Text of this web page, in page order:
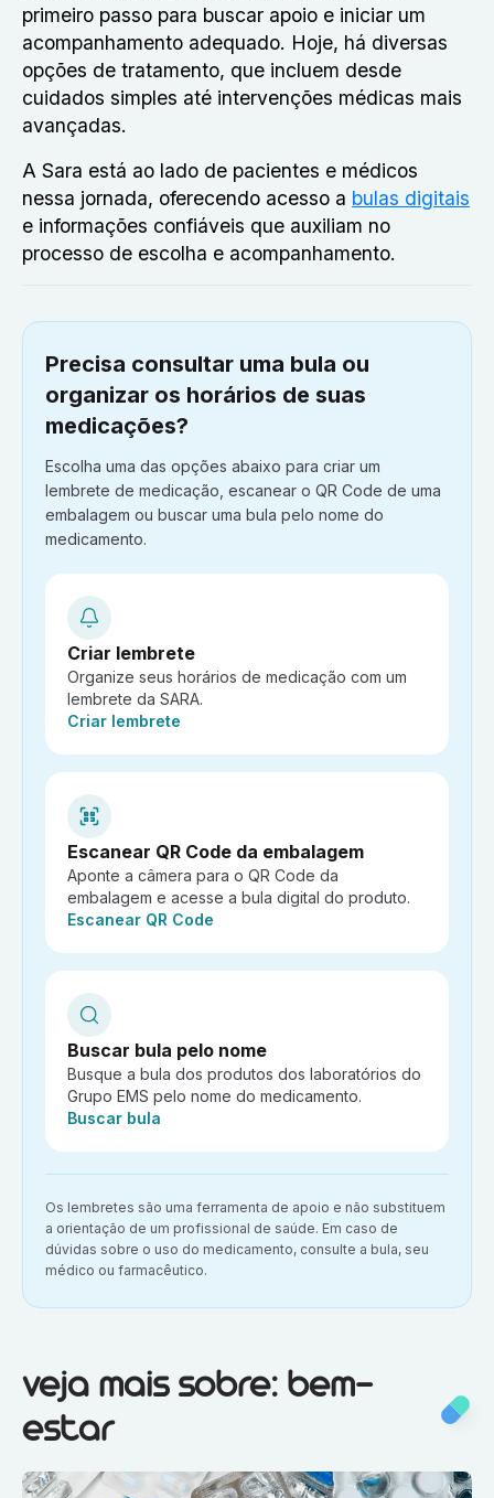
primeiro passo para buscar apoio e iniciar um
acompanhamento adequado. Hoje, há diversas
opções de tratamento, que incluem desde
cuidados simples até intervenções médicas mais
avançadas.
A Sara está ao lado de pacientes e médicos
nessa jornada, oferecendo acesso a bulas digitais
e informações confiáveis que auxiliam no
processo de escolha e acompanhamento.
Precisa consultar uma bula ou
organizar os horários de suas
medicações?
Escolha uma das opções abaixo para criar um
lembrete de medicação, escanear o QR Code de uma
embalagem ou buscar uma bula pelo nome do
medicamento.
Criar lembrete
Organize seus horários de medicação com um
lembrete da SARA.
Ação:
Criar lembrete
Escanear QR Code da embalagem
Aponte a câmera para o QR Code da
embalagem e acesse a bula digital do produto.
Ação:
Escanear QR Code
Buscar bula pelo nome
Busque a bula dos produtos dos laboratórios do
Grupo EMS pelo nome do medicamento.
Ação:
Buscar bula
Aviso importante:
Os lembretes são uma ferramenta de apoio e não substituem
a orientação de um profissional de saúde. Em caso de
dúvidas sobre o uso do medicamento, consulte a bula, seu
médico ou farmacêutico.
Veja mais sobre:Bem-estar
veja mais sobre: bem-
estar